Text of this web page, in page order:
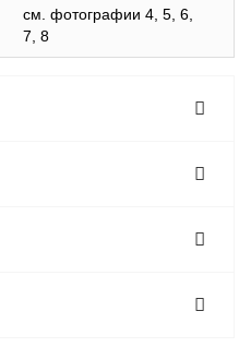
см. фотографии 4, 5, 6,
7, 8